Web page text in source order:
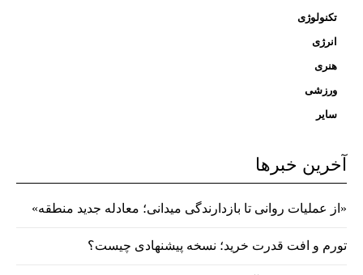
تکنولوژی
انرژی
هنری
ورزشی
سایر
آخرین خبرها
«از عملیات روانی تا بازدارندگی میدانی؛ معادله جدید منطقه»
تورم و افت قدرت خرید؛ نسخه پیشنهادی چیست؟